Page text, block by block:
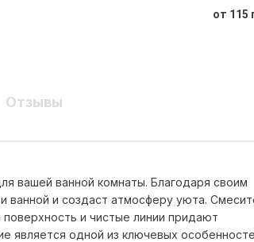
от 115
Отзывы
вашей ванной комнаты. Благодаря своим
ванной и создаст атмосферу уюта.
и чистые линии придают
является одной из ключевых